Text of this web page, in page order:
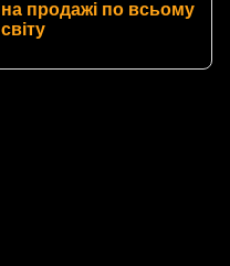
на продажі по всьому
світу